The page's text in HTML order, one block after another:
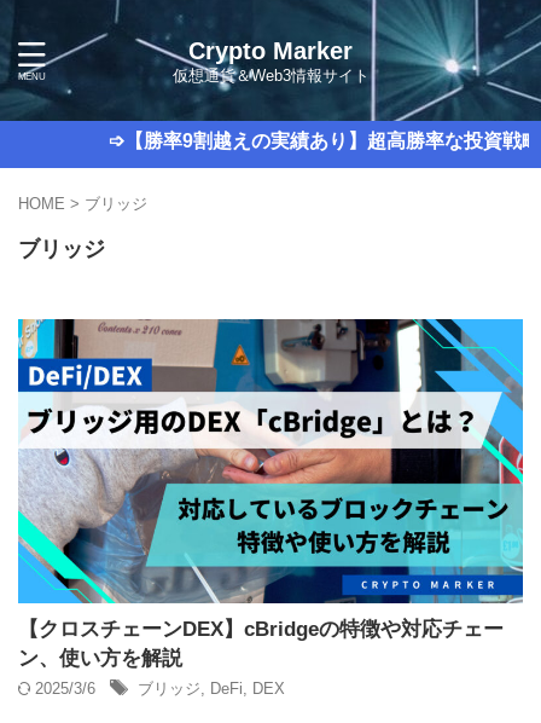
Crypto Marker
仮想通貨＆Web3情報サイト
➩【勝率9割越えの実績あり】超高勝率な投資戦略
HOME > ブリッジ
ブリッジ
【クロスチェーンDEX】cBridgeの特徴や対応チェー
ン、使い方を解説
2025/3/6 ブリッジ, DeFi, DEX